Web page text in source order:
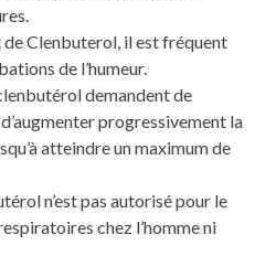
Clenbuterol, il est fréquent
de l’humeur.
demandent de
progressivement la
atteindre un maximum de
n’est pas autorisé pour le
chez l’homme ni